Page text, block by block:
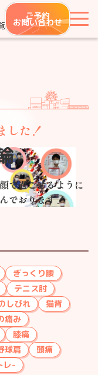
ご予約
お問い合わせ
した！
で過ごせるように
でおります！
ぎっくり腰
テニス肘
しびれ
猫背
痛み
膝痛
球肩
頭痛
レ-